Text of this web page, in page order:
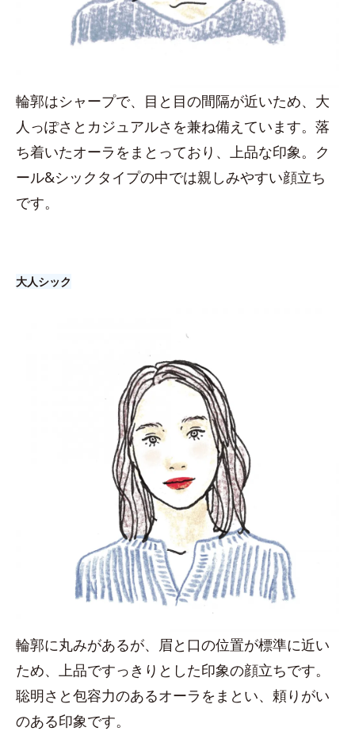
輪郭はシャープで、目と目の間隔が近いため、大
人っぽさとカジュアルさを兼ね備えています。落
ち着いたオーラをまとっており、上品な印象。ク
ール&シックタイプの中では親しみやすい顔立ち
です。
大人シック
輪郭に丸みがあるが、眉と口の位置が標準に近い
ため、上品ですっきりとした印象の顔立ちです。
聡明さと包容力のあるオーラをまとい、頼りがい
のある印象です。